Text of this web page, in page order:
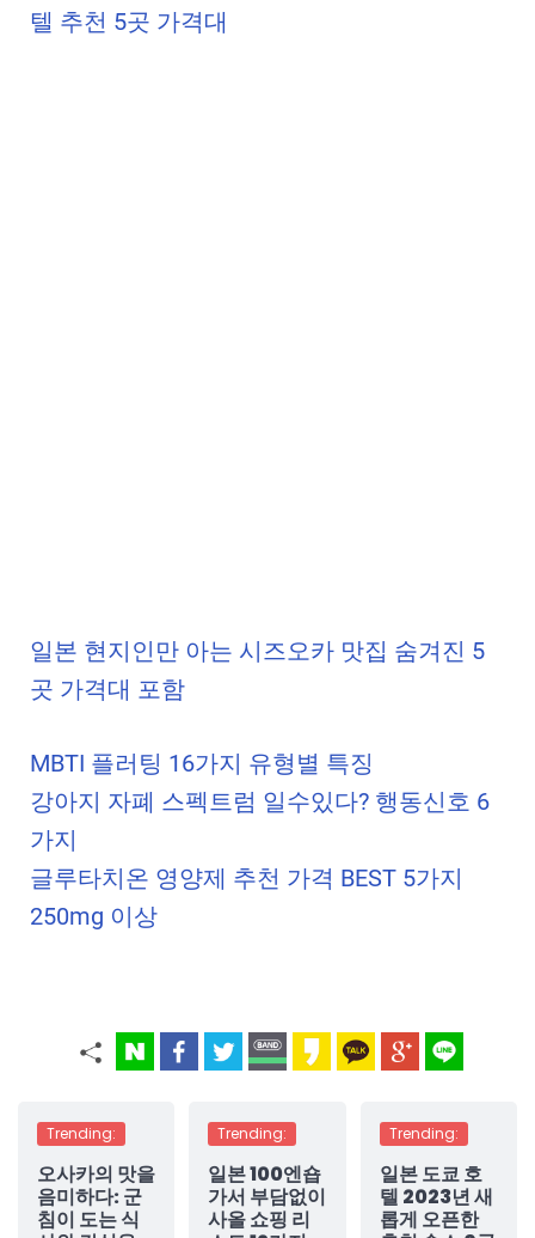
텔 추천 5곳 가격대
일본 현지인만 아는 시즈오카 맛집 숨겨진 5
곳 가격대 포함
MBTI 플러팅 16가지 유형별 특징
강아지 자폐 스펙트럼 일수있다? 행동신호 6
가지
글루타치온 영양제 추천 가격 BEST 5가지
250mg 이상
Trending:
오사카의 맛을
음미하다: 군
침이 도는 식
Trending:
일본 100엔숍
가서 부담없이
사올 쇼핑 리
Trending:
일본 도쿄 호
텔 2023년 새
롭게 오픈한